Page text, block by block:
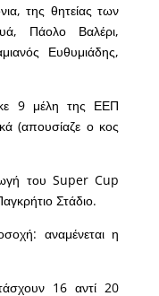
της θητείας των
Πάολο Βαλέρι,
Ευθυμιάδης,
9 μέλη της ΕΕΠ
(απουσίαζε ο κος
του Super Cup
Στάδιο.
αναμένεται η
16 αντί 20